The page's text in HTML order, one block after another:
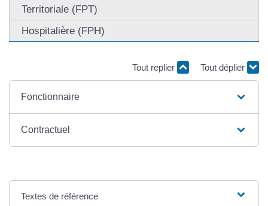
Territoriale (FPT)
Hospitalière (FPH)
Tout replier Tout déplier
Fonctionnaire
Contractuel
Textes de référence